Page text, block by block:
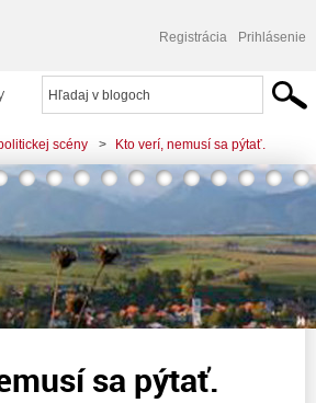
Registrácia Prihlásenie
scény > Kto verí, nemusí sa pýtať.
sa pýtať.